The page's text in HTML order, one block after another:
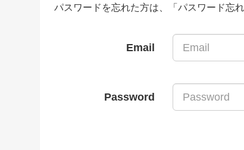
パスワードを忘れた方は、「パスワード忘
Email
Password